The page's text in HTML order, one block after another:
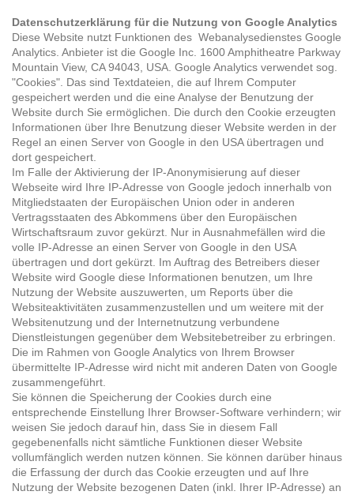
Datenschutzerklärung für die Nutzung von Google Analytics
Diese Website nutzt Funktionen des Webanalysedienstes Google
Analytics. Anbieter ist die Google Inc. 1600 Amphitheatre Parkway
Mountain View, CA 94043, USA. Google Analytics verwendet sog.
"Cookies". Das sind Textdateien, die auf Ihrem Computer
gespeichert werden und die eine Analyse der Benutzung der
Website durch Sie ermöglichen. Die durch den Cookie erzeugten
Informationen über Ihre Benutzung dieser Website werden in der
Regel an einen Server von Google in den USA übertragen und
dort gespeichert.
Im Falle der Aktivierung der IP-Anonymisierung auf dieser
Webseite wird Ihre IP-Adresse von Google jedoch innerhalb von
Mitgliedstaaten der Europäischen Union oder in anderen
Vertragsstaaten des Abkommens über den Europäischen
Wirtschaftsraum zuvor gekürzt. Nur in Ausnahmefällen wird die
volle IP-Adresse an einen Server von Google in den USA
übertragen und dort gekürzt. Im Auftrag des Betreibers dieser
Website wird Google diese Informationen benutzen, um Ihre
Nutzung der Website auszuwerten, um Reports über die
Websiteaktivitäten zusammenzustellen und um weitere mit der
Websitenutzung und der Internetnutzung verbundene
Dienstleistungen gegenüber dem Websitebetreiber zu erbringen.
Die im Rahmen von Google Analytics von Ihrem Browser
übermittelte IP-Adresse wird nicht mit anderen Daten von Google
zusammengeführt.
Sie können die Speicherung der Cookies durch eine
entsprechende Einstellung Ihrer Browser-Software verhindern; wir
weisen Sie jedoch darauf hin, dass Sie in diesem Fall
gegebenenfalls nicht sämtliche Funktionen dieser Website
vollumfänglich werden nutzen können. Sie können darüber hinaus
die Erfassung der durch das Cookie erzeugten und auf Ihre
Nutzung der Website bezogenen Daten (inkl. Ihrer IP-Adresse) an